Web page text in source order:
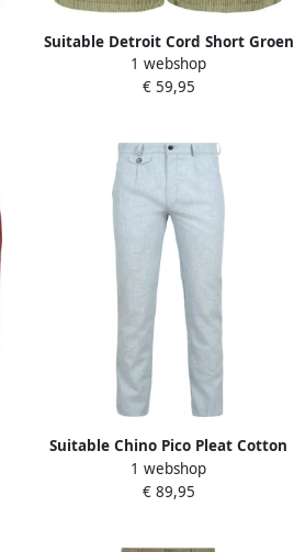
Suitable Detroit Cord Short Groen
1 webshop
€ 59,95
Suitable Chino Pico Pleat Cotton
Linen Glencheck Lichtblauw
1 webshop
€ 89,95